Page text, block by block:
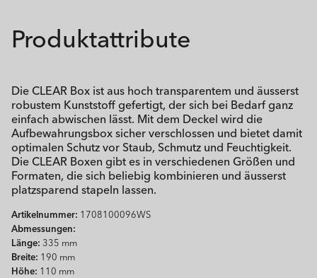
Produktattribute
Die CLEAR Box ist aus hoch transparentem und äusserst
robustem Kunststoff gefertigt, der sich bei Bedarf ganz
einfach abwischen lässt. Mit dem Deckel wird die
Aufbewahrungsbox sicher verschlossen und bietet damit
optimalen Schutz vor Staub, Schmutz und Feuchtigkeit.
Die CLEAR Boxen gibt es in verschiedenen Größen und
Formaten, die sich beliebig kombinieren und äusserst
platzsparend stapeln lassen.
Artikelnummer: 1708100096WS
Abmessungen:
Länge: 335 mm
Breite: 190 mm
Höhe: 110 mm